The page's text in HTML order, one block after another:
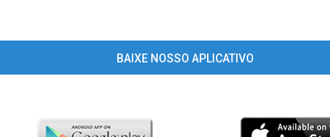
BAIXE NOSSO APLICATIVO